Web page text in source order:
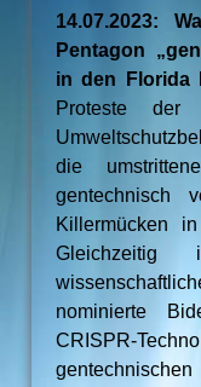
14.07.2023:
Pentagon
in den Florida
Proteste
die
gentechnisch
Killermücken
nominierte
CRISPR-